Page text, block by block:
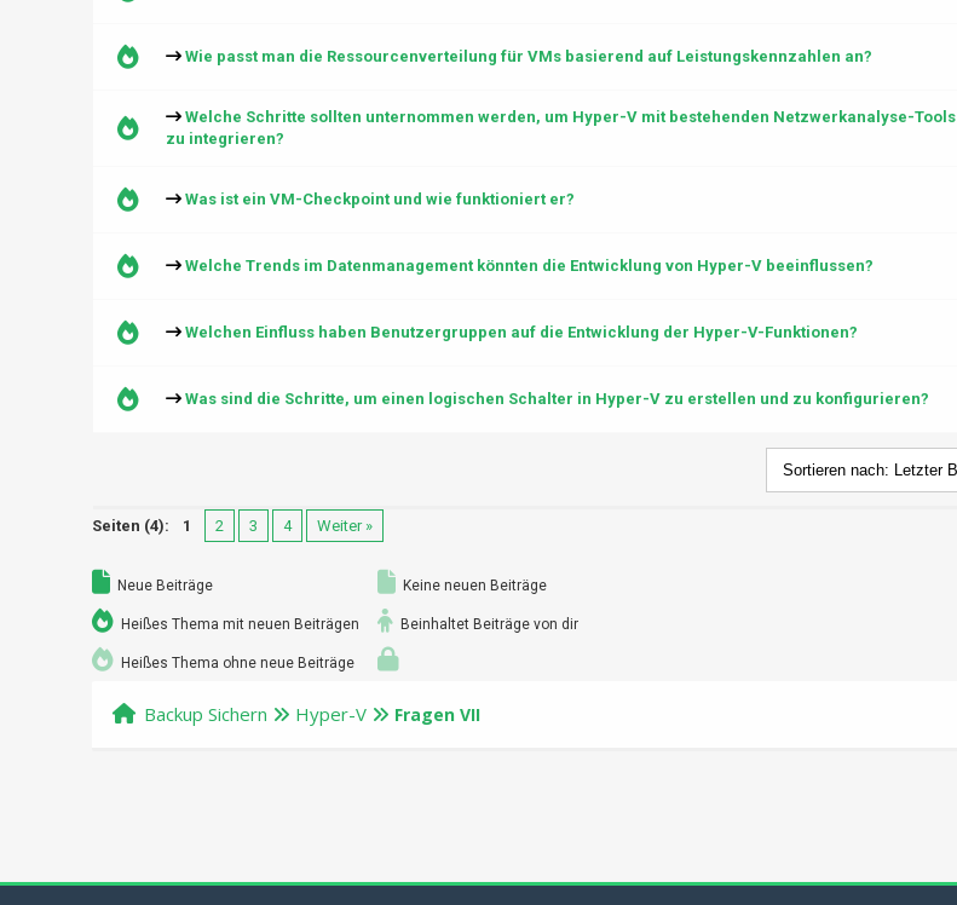
Wie passt man die Ressourcenverteilung für VMs basierend auf Leistungskennzahlen an?
Welche Schritte sollten unternommen werden, um Hyper-V mit bestehenden Netzwerkanalyse-Tools
zu integrieren?
Was ist ein VM-Checkpoint und wie funktioniert er?
Welche Trends im Datenmanagement könnten die Entwicklung von Hyper-V beeinflussen?
Welchen Einfluss haben Benutzergruppen auf die Entwicklung der Hyper-V-Funktionen?
Was sind die Schritte, um einen logischen Schalter in Hyper-V zu erstellen und zu konfigurieren?
Seiten (4): 1 2 3 4 Weiter »
Neue Beiträge
Heißes Thema mit neuen Beiträgen
Heißes Thema ohne neue Beiträge
Keine neuen Beiträge
Beinhaltet Beiträge von dir
Backup Sichern Hyper-V Fragen VII